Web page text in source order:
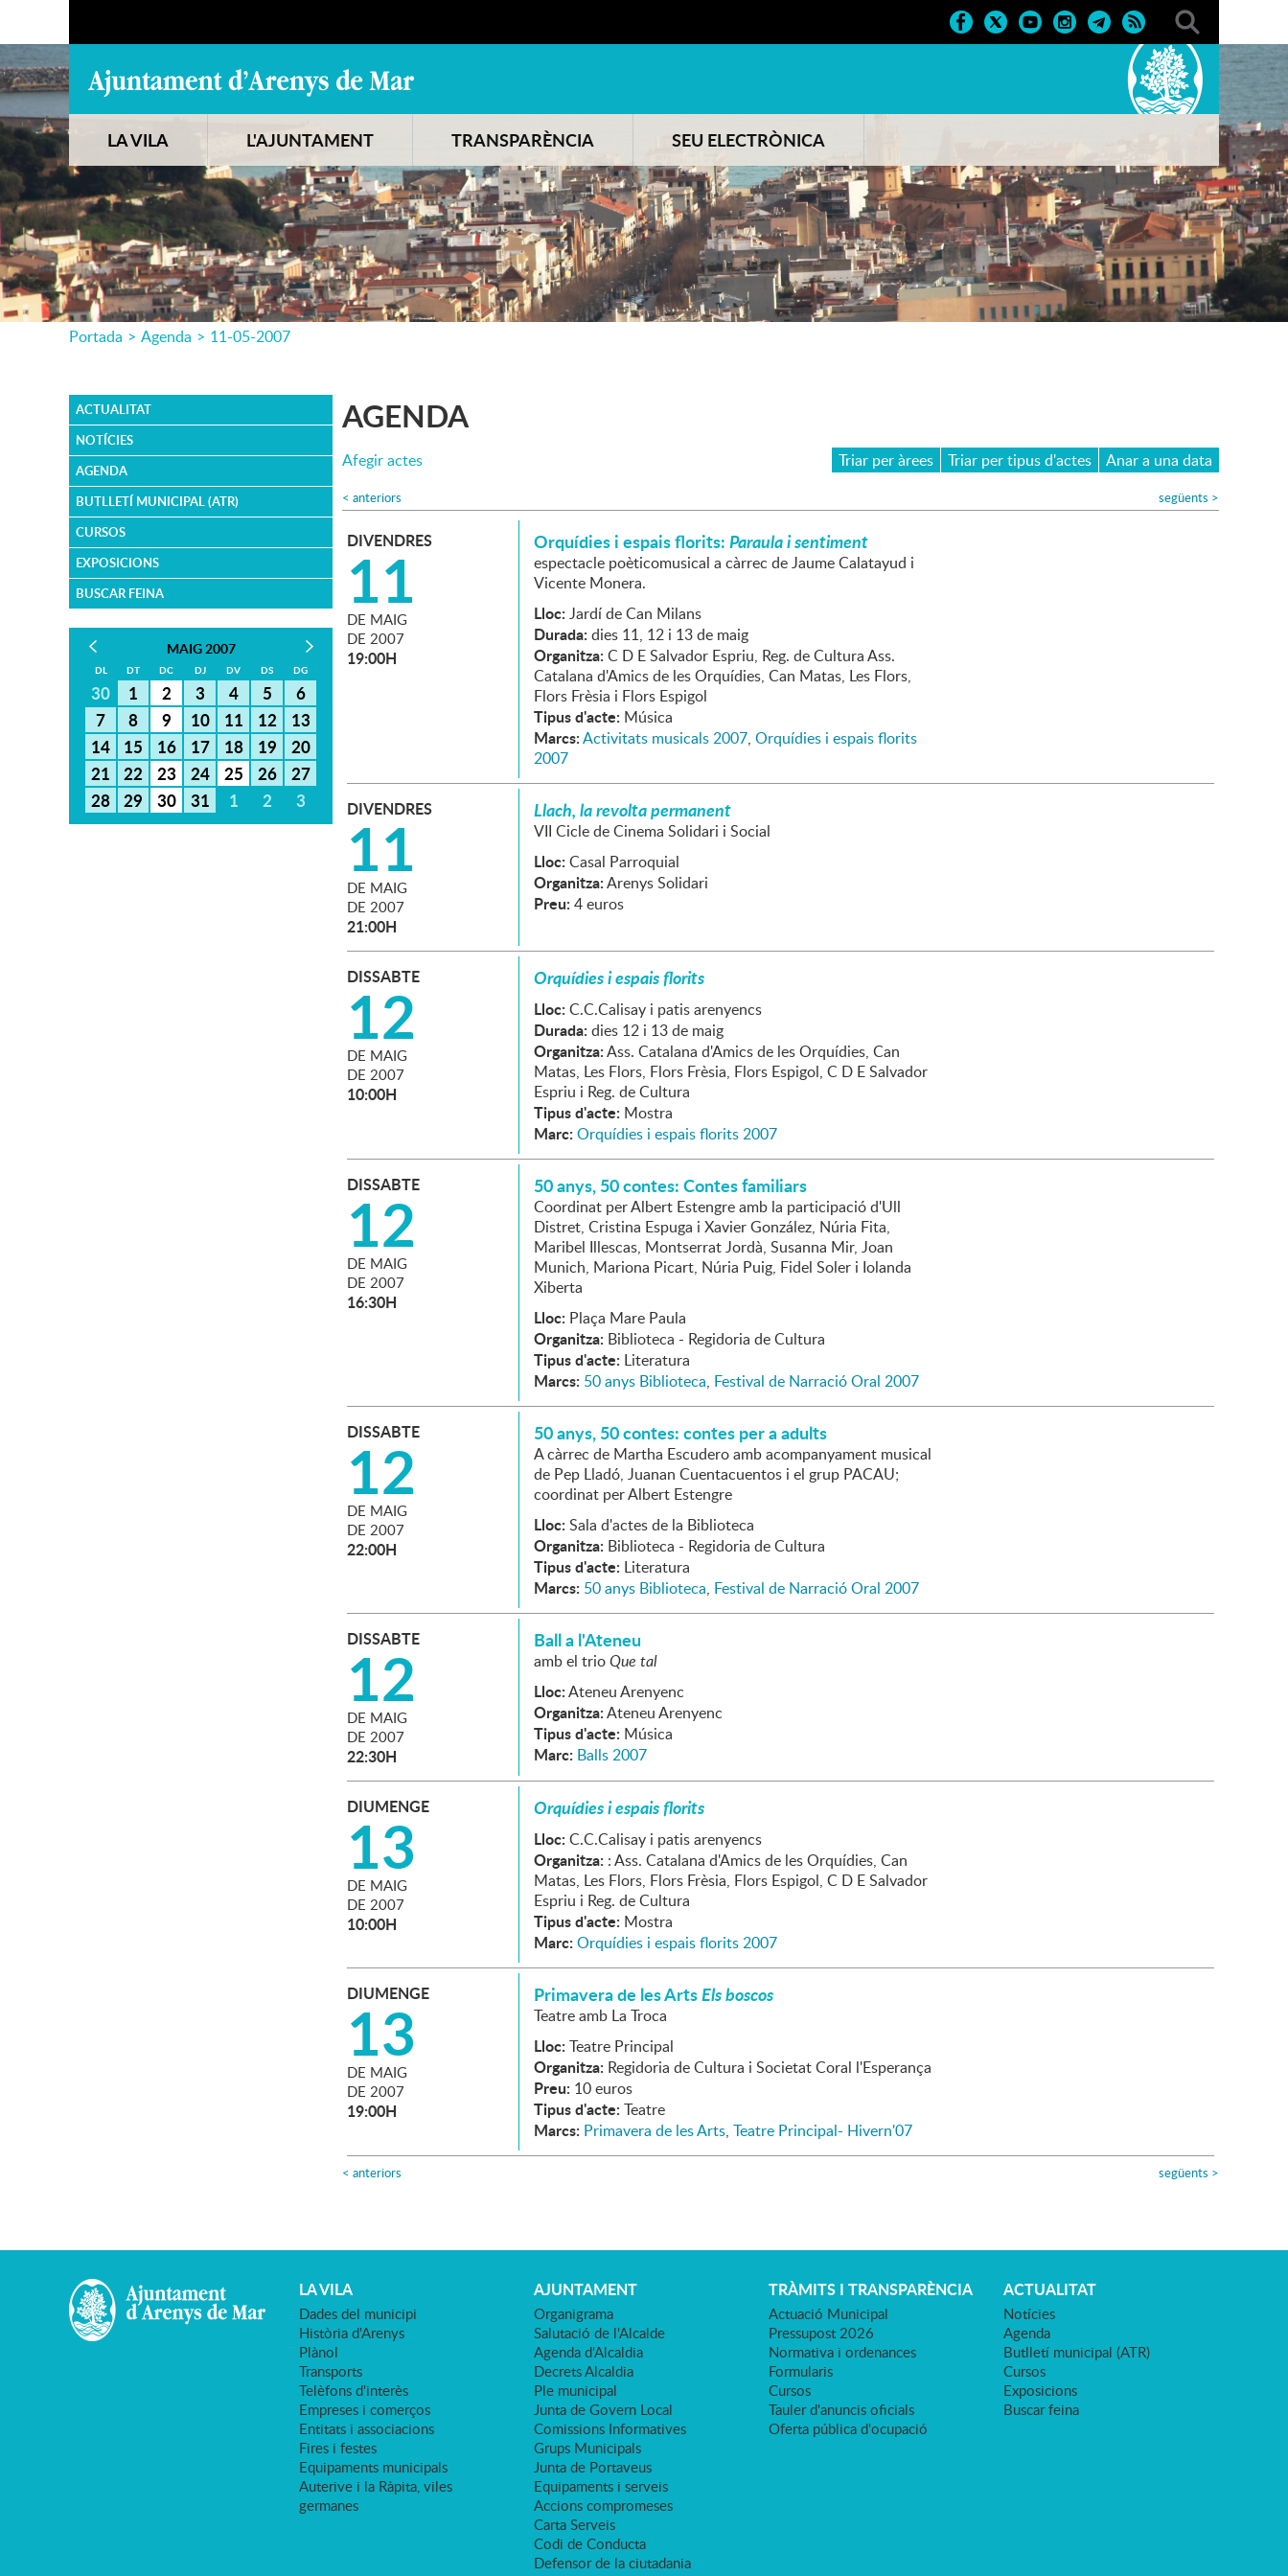
LA VILA L'AJUNTAMENT TRANSPARÈNCIA SEU ELECTRÒNICA
Portada > Agenda > 11-05-2007
ACTUALITAT
NOTÍCIES
AGENDA
BUTLLETÍ MUNICIPAL (ATR)
CURSOS
EXPOSICIONS
BUSCAR FEINA
MAIG 2007
DL DT DC DJ DV DS DG
30 1 2 3 4 5
6
7
8 9 10 11 12
13
14
15 16 17 18 19
20
21
22 23 24 25 26
27
28 29 30 31 1 2 3
AGENDA
Afegir actes Triar per àrees Triar per tipus d'actes Anar a una data
< anteriors següents >
DIVENDRES
11
DE MAIG
DE 2007
19:00H
Orquídies i espais florits:Paraula i sentiment
espectacle poèticomusical a càrrec de Jaume Calatayud i
Vicente Monera.
Lloc: Jardí de Can Milans
Durada: dies 11, 12 i 13 de maig
Organitza: C D E Salvador Espriu, Reg. de Cultura Ass.
Catalana d'Amics de les Orquídies, Can Matas, Les Flors,
Flors Frèsia i Flors Espigol
Tipus d'acte: Música
Marcs:Activitats musicals 2007, Orquídies i espais florits
2007
DIVENDRES
11
DE MAIG
DE 2007
21:00H
Llach, la revolta permanent
VII Cicle de Cinema Solidari i Social
Lloc: Casal Parroquial
Organitza:Arenys Solidari
Preu: 4 euros
DISSABTE
12
DE MAIG
DE 2007
10:00H
Orquídies i espais florits
Lloc: C.C.Calisay i patis arenyencs
Durada: dies 12 i 13 de maig
Organitza:Ass. Catalana d'Amics de les Orquídies, Can
Matas, Les Flors, Flors Frèsia, Flors Espigol, C D E Salvador
Espriu i Reg. de Cultura
Tipus d'acte: Mostra
Marc: Orquídies i espais florits 2007
DISSABTE
12
DE MAIG
DE 2007
16:30H
50 anys, 50 contes: Contes familiars
Coordinat per Albert Estengre amb la participació d'Ull
Distret, Cristina Espuga i Xavier González, Núria Fita,
Maribel Illescas, Montserrat Jordà, Susanna Mir, Joan
Munich, Mariona Picart, Núria Puig, Fidel Soler i Iolanda
Xiberta
Lloc: Plaça Mare Paula
Organitza: Biblioteca - Regidoria de Cultura
Tipus d'acte: Literatura
Marcs: 50 anys Biblioteca, Festival de Narració Oral 2007
DISSABTE
12
DE MAIG
DE 2007
22:00H
50 anys, 50 contes: contes per a adults
A càrrec de Martha Escudero amb acompanyament musical
de Pep Lladó, Juanan Cuentacuentos i el grup PACAU;
coordinat per Albert Estengre
Lloc: Sala d'actes de la Biblioteca
Organitza: Biblioteca - Regidoria de Cultura
Tipus d'acte: Literatura
Marcs: 50 anys Biblioteca, Festival de Narració Oral 2007
DISSABTE
12
DE MAIG
DE 2007
22:30H
Ball a l'Ateneu
amb el trioQue tal
Lloc:Ateneu Arenyenc
Organitza:Ateneu Arenyenc
Tipus d'acte: Música
Marc: Balls 2007
DIUMENGE
13
DE MAIG
DE 2007
10:00H
Orquídies i espais florits
Lloc: C.C.Calisay i patis arenyencs
Organitza: : Ass. Catalana d'Amics de les Orquídies, Can
Matas, Les Flors, Flors Frèsia, Flors Espigol, C D E Salvador
Espriu i Reg. de Cultura
Tipus d'acte: Mostra
Marc: Orquídies i espais florits 2007
DIUMENGE
13
DE MAIG
DE 2007
19:00H
Primavera de les ArtsEls boscos
Teatre amb La Troca
Lloc: Teatre Principal
Organitza: Regidoria de Cultura i Societat Coral l'Esperança
Preu: 10 euros
Tipus d'acte: Teatre
Marcs: Primavera de les Arts, Teatre Principal- Hivern'07
< anteriors següents >
LA VILA
Dades del municipi
Història d'Arenys
Plànol
Transports
Telèfons d'interès
Empreses i comerços
Entitats i associacions
Fires i festes
Equipaments municipals
Auterive i la Ràpita, viles
germanes
AJUNTAMENT
Organigrama
Salutació de l'Alcalde
Agenda d'Alcaldia
Decrets Alcaldia
Ple municipal
Junta de Govern Local
Comissions Informatives
Grups Municipals
Junta de Portaveus
Equipaments i serveis
Accions compromeses
Carta Serveis
Codi de Conducta
Defensor de la ciutadania
TRÀMITS I TRANSPARÈNCIA
Actuació Municipal
Pressupost 2026
Normativa i ordenances
Formularis
Cursos
Tauler d'anuncis oficials
Oferta pública d'ocupació
ACTUALITAT
Notícies
Agenda
Butlletí municipal (ATR)
Cursos
Exposicions
Buscar feina